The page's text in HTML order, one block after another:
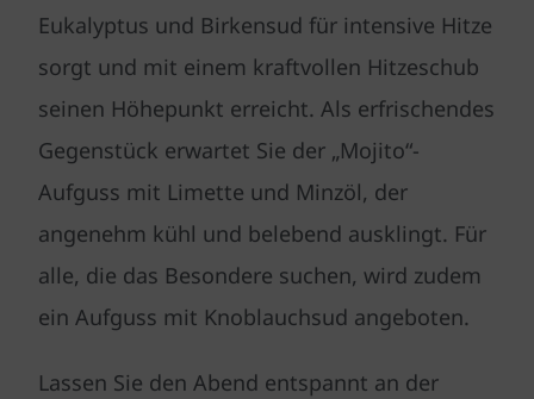
Eukalyptus und Birkensud für intensive Hitze
sorgt und mit einem kraftvollen Hitzeschub
seinen Höhepunkt erreicht. Als erfrischendes
Gegenstück erwartet Sie der „Mojito“-
Aufguss mit Limette und Minzöl, der
angenehm kühl und belebend ausklingt. Für
alle, die das Besondere suchen, wird zudem
ein Aufguss mit Knoblauchsud angeboten.
Lassen Sie den Abend entspannt an der